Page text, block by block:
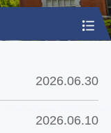
2026.06.30
2026.06.10